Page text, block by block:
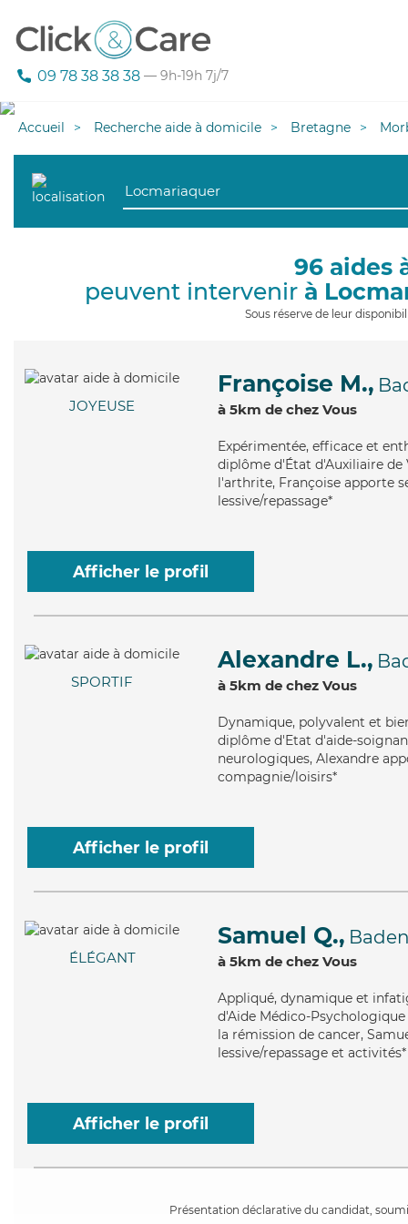
09 78 38 38 38 — 9h-19h 7j/7
Accueil Recherche aide à domicile Bretagne
96 aides
peuvent intervenir à
Sous réserve de leur
JOYEUSE
Françoise M.,
à 5km de chez Vous
Expérimentée, efficace et
diplôme d'État d'Auxiliaire de
l'arthrite, Françoise apporte
lessive/repassage*
Afficher le profil
SPORTIF
Alexandre L.,
à 5km de chez Vous
Dynamique, polyvalent et
diplôme d'Etat d'aide-
neurologiques, Alexandre
compagnie/loisirs*
Afficher le profil
ÉLÉGANT
Samuel Q., Baden
à 5km de chez Vous
Appliqué, dynamique et
d'Aide Médico-
la rémission de cancer,
lessive/repassage et activités*
Afficher le profil
Présentation déclarative du candidat,